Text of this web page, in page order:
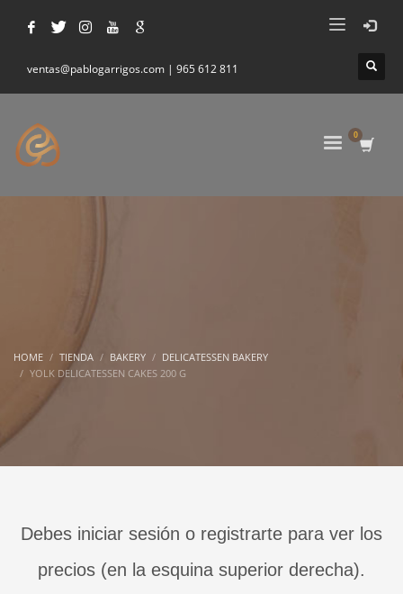
ventas@pablogarrigos.com | 965 612 811
HOME TIENDA BAKERY
DELICATESSEN BAKERY
YOLK DELICATESSEN CAKES 200 G
Debes iniciar sesión o registrarte para ver los
precios (en la esquina superior derecha).